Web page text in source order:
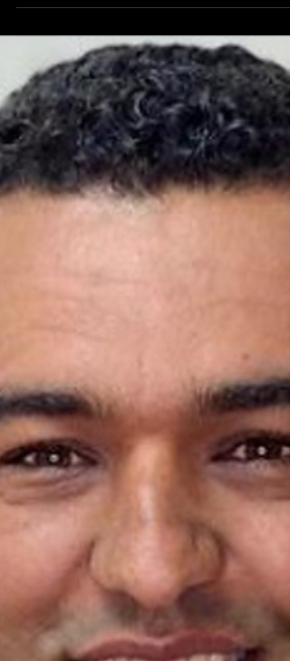
incluindo José Raimundo (onde nasceu o atual
Boaventura),...